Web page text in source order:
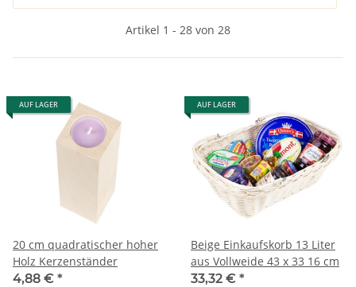
Artikel 1 - 28 von 28
AUF LAGER
20 cm quadratischer hoher
Holz Kerzenständer
4,88 € *
AUF LAGER
Beige Einkaufskorb 13 Liter
aus Vollweide 43 x 33 16 cm
33,32 € *